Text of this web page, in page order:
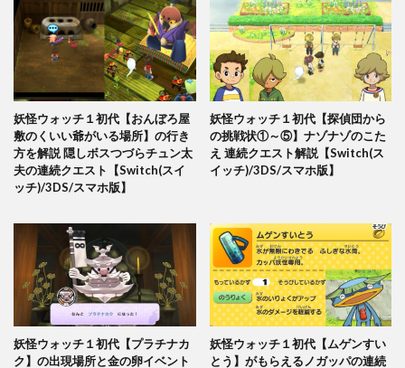
妖怪ウォッチ１初代【おんぼろ屋
敷のくいい爺がいる場所】の行き
方を解説 隠しボスつづらチュン太
夫の連続クエスト【Switch(スイ
ッチ)/3DS/スマホ版】
妖怪ウォッチ１初代【探偵団から
の挑戦状①～⑤】ナゾナゾのこた
え 連続クエスト解説【Switch(ス
イッチ)/3DS/スマホ版】
妖怪ウォッチ１初代【プラチナカ
ク】の出現場所と金の卵イベント
妖怪ウォッチ１初代【ムゲンすい
とう】がもらえるノガッパの連続